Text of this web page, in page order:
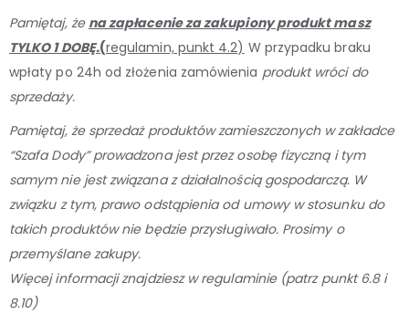
Pamiętaj, że na zapłacenie za zakupiony produkt masz
TYLKO 1 DOBĘ.(regulamin, punkt 4.2) W przypadku braku
wpłaty po 24h od złożenia zamówienia produkt wróci do
sprzedaży.
Pamiętaj, że sprzedaż produktów zamieszczonych w zakładce
“Szafa Dody” prowadzona jest przez osobę fizyczną i tym
samym nie jest związana z działalnością gospodarczą. W
związku z tym, prawo odstąpienia od umowy w stosunku do
takich produktów nie będzie przysługiwało. Prosimy o
przemyślane zakupy.
Więcej informacji znajdziesz w regulaminie (patrz punkt 6.8 i
8.10)